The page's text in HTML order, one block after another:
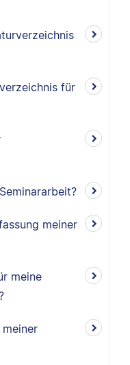
für
meiner
meine